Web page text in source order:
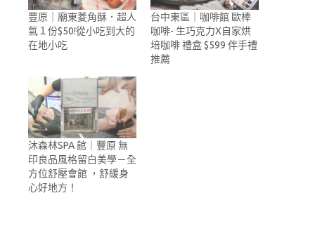
豐原｜廟東菱角酥．超人
氣１份$50!從小吃到大的
在地小吃
台中東區｜咖啡館 歐棒
咖啡- 生巧克力X自家烘
培咖啡 禮盒 $599 伴手禮
推薦
沐森林SPA 館｜豐原 無
印良品風格留白美學－全
方位舒壓會館 ，舒緩身
心好地方！